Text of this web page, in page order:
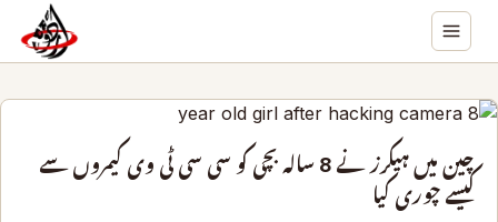
چین میں ہیکرز نے 8 سالہ بچی کو سی سی ٹی وی کیمروں سے
کیسے چوری کیا